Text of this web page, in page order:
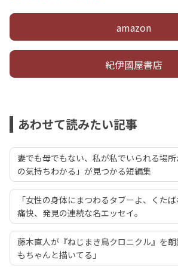
amazon
紀伊國屋書店
あわせて読みたい記事
妻でも母でもない、私が私でいられる場
の気持ちわかる」が見つかる短編集
「女性の身体にまつわるタブーよ、くたば
痛快、発見の連続な名エッセイ。
藤木直人が『ねじまき鳥クロニクル』を
もちゃんと描いてる」